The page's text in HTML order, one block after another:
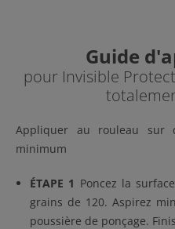
Guide
pour Invisible
Appliquer au rouleau
minimum
ÉTAPE 1 Poncez la
grains de 120. Aspirez
poussière de ponçage.